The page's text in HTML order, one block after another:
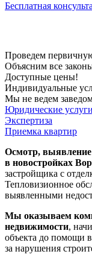
Бесплатная
Проведем
Объясним все
Доступные цены!
Индивидуальные
Мы не ведем
Юридические услуги
Экспертиза
Приемка квартир
Осмотр,
в новостройках
застройщика с
Тепловизионное
выявленными
Мы оказываем
недвижимости,
объекта до помощи
за нарушения